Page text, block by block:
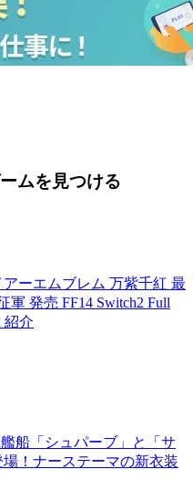
ムを見つける
アーエムブレム 万紫千紅 最
軍 発売 FF14 Switch2 Full
紹介
船「シュパーブ」と「サ
！ナーステーマの新衣装